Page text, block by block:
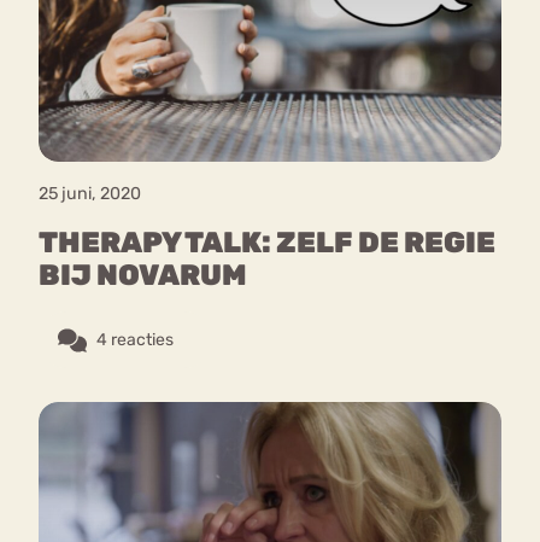
25 juni, 2020
THERAPY TALK: ZELF DE REGIE
BIJ NOVARUM
4 reacties
Chat
Forum
Bouli
mia
Nerv
osa
Eetstoornis Anorexia Nervosa
Eetbuien
Orthorexia
Afvallen Angst